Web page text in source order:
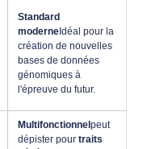
Standard
moderne Idéal pour la
création de nouvelles
bases de données
génomiques à
l'épreuve du futur.
Multifonctionnel peut
dépister pour traits